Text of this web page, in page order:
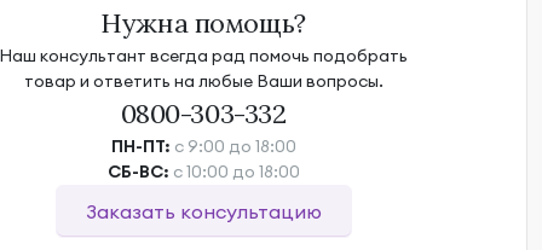
Нужна помощь?
Наш консультант всегда рад помочь подобрать
товар и ответить на любые Ваши вопросы.
0800-303-332
ПН-ПТ: с 9:00 до 18:00
СБ-ВС: с 10:00 до 18:00
Заказать консультацию